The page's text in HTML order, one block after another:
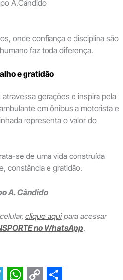
onde confiança e disciplina são
faz toda diferença.
e gratidão
gerações e inspira pela
em ônibus a motorista e
representa o valor do
se de uma vida construída
constância e gratidão.
A. Cândido
clique aquipara acessar
no WhatsApp.